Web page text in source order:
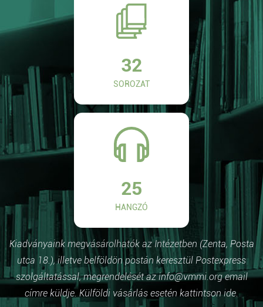
32
SOROZAT
25
HANGZÓ
Kiadványaink megvásárolhatók az Intézetben (Zenta, Posta
utca 18.), illetve belföldön postán keresztül Postexpress
szolgáltatással, megrendelését az info@vmmi.org email
címre küldje. Külföldi vásárlás esetén kattintson ide.